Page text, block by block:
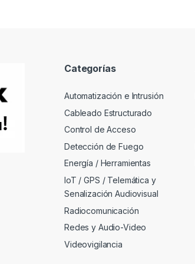
Categorías
Automatización e Intrusión
Cableado Estructurado
Control de Acceso
Detección de Fuego
Energía / Herramientas
IoT / GPS / Telemática y
Senalización Audiovisual
Radiocomunicación
Redes y Audio-Video
Videovigilancia